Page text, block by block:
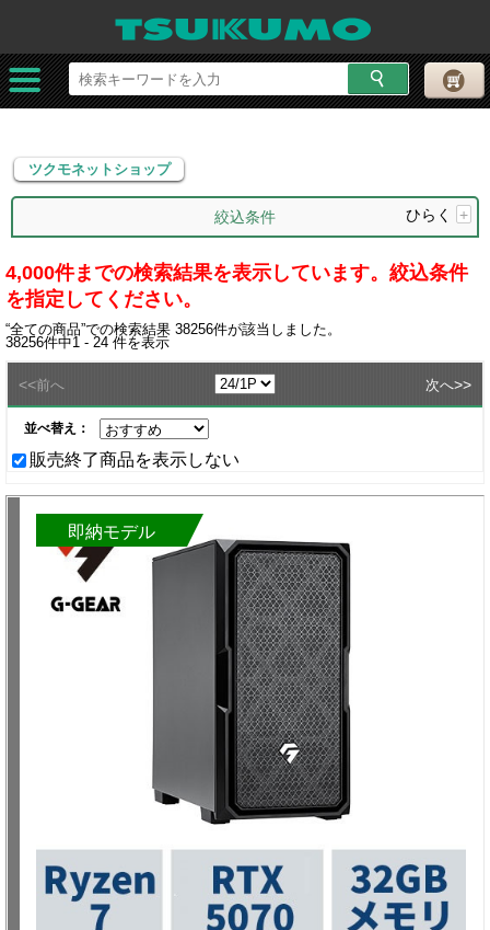
ツクモネットショップ
ツクモネットショップ
絞込条件 ひらく +
4,000件までの検索結果を表示しています。絞込条件
を指定してください。
“全ての商品”での検索結果 38256件が該当しました。
38256件中1 - 24 件を表示
<<前へ 次へ>>
並べ替え：
販売終了商品を表示しない
即納モデル